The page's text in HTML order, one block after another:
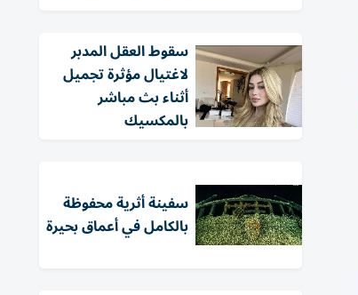
سقوط العقل المدبر
لاغتيال مؤثرة تجميل
أثناء بث مباشر
بالمكسيك
سفينة أثرية محفوظة
بالكامل في أعماق بحيرة